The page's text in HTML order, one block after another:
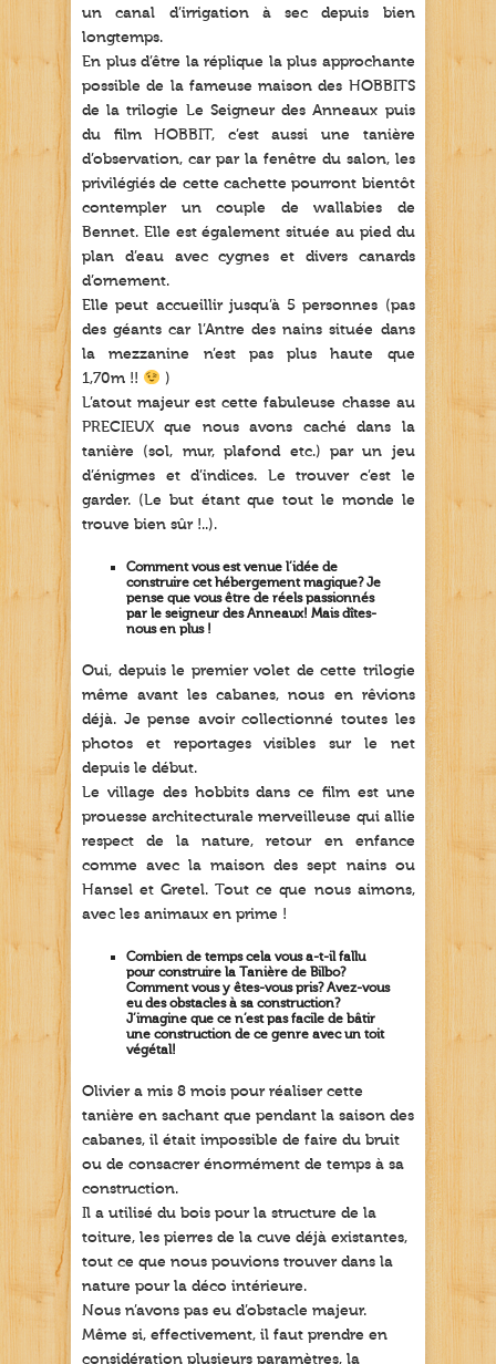
un canal d’irrigation à sec depuis bien
longtemps.
En plus d’être la réplique la plus approchante
possible de la fameuse maison des HOBBITS
de la trilogie Le Seigneur des Anneaux puis
du film HOBBIT, c’est aussi une tanière
d’observation, car par la fenêtre du salon, les
privilégiés de cette cachette pourront bientôt
contempler un couple de wallabies de
Bennet. Elle est également située au pied du
plan d’eau avec cygnes et divers canards
d’ornement.
Elle peut accueillir jusqu’à 5 personnes (pas
des géants car l’Antre des nains située dans
la mezzanine n’est pas plus haute que
1,70m !!
)
L’atout majeur est cette fabuleuse chasse au
PRECIEUX que nous avons caché dans la
tanière (sol, mur, plafond etc.) par un jeu
d’énigmes et d’indices. Le trouver c’est le
garder. (Le but étant que tout le monde le
trouve bien sûr !..).
Comment vous est venue l’idée de
construire cet hébergement magique? Je
pense que vous être de réels passionnés
par le seigneur des Anneaux! Mais dîtes-
nous en plus !
Oui, depuis le premier volet de cette trilogie
même avant les cabanes, nous en rêvions
déjà. Je pense avoir collectionné toutes les
photos et reportages visibles sur le net
depuis le début.
Le village des hobbits dans ce film est une
prouesse architecturale merveilleuse qui allie
respect de la nature, retour en enfance
comme avec la maison des sept nains ou
Hansel et Gretel. Tout ce que nous aimons,
avec les animaux en prime !
Combien de temps cela vous a-t-il fallu
pour construire la Tanière de Bilbo?
Comment vous y êtes-vous pris? Avez-vous
eu des obstacles à sa construction?
J’imagine que ce n’est pas facile de bâtir
une construction de ce genre avec un toit
végétal!
Olivier a mis 8 mois pour réaliser cette
tanière en sachant que pendant la saison des
cabanes, il était impossible de faire du bruit
ou de consacrer énormément de temps à sa
construction.
Il a utilisé du bois pour la structure de la
toiture, les pierres de la cuve déjà existantes,
tout ce que nous pouvions trouver dans la
nature pour la déco intérieure.
Nous n’avons pas eu d’obstacle majeur.
Même si, effectivement, il faut prendre en
considération plusieurs paramètres, la